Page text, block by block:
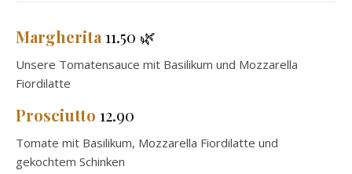
Margherita 11.50 🌿
Unsere Tomatensauce mit Basilikum und Mozzarella
Fiordilatte
Prosciutto 12.90
Tomate mit Basilikum, Mozzarella Fiordilatte und
gekochtem Schinken